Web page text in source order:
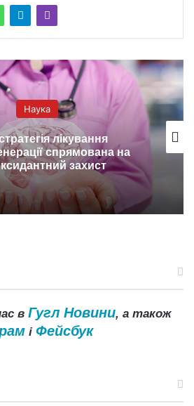
Наука
лікування
спрямована на
захист
в Гугл Новини, а також
і Фейсбук